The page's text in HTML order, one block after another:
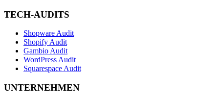
TECH-AUDITS
Shopware Audit
Shopify Audit
Gambio Audit
WordPress Audit
Squarespace Audit
UNTERNEHMEN